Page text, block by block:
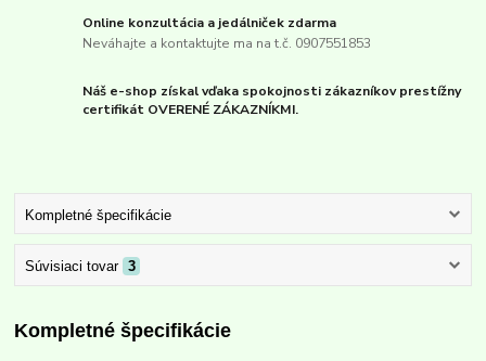
Online konzultácia a jedálniček zdarma
Neváhajte a kontaktujte ma na t.č. 0907551853
Náš e-shop získal vďaka spokojnosti zákazníkov prestížny
certifikát OVERENÉ ZÁKAZNÍKMI.
Kompletné špecifikácie
Súvisiaci tovar 3
Kompletné špecifikácie